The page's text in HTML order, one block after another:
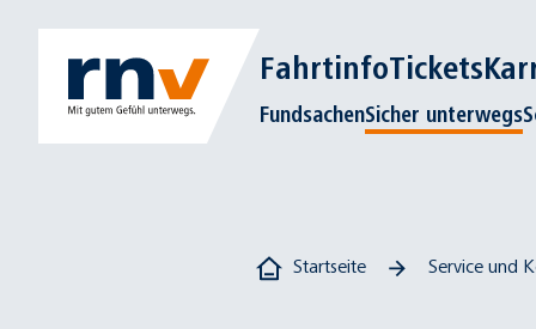
FahrtinfoTickets
FundsachenSicher unterwegs
Startseite Service und